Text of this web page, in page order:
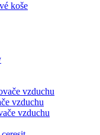
koše
vzduchu
vzduchu
vzduchu